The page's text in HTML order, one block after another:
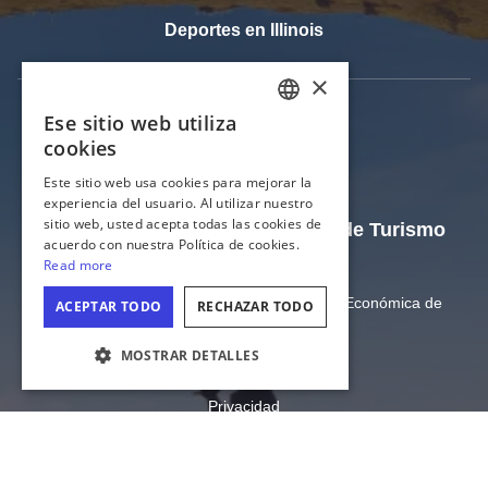
Deportes en Illinois
El sitio web oficial de la Oficina de Turismo
Departamento de Comercio y Oportunidad Económica de
Illinois
Estado de Illinois
Privacidad